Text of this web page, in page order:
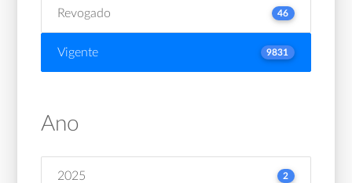
Revogado 46
Vigente 9831
Ano
2025 2